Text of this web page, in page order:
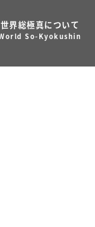
世界総極真について